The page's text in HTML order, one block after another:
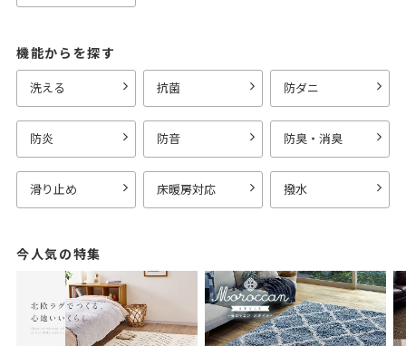
機能からを探す
洗える 抗菌 防ダニ
防炎 防音 防臭・消臭
滑り止め 床暖房対応 撥水
今人気の特集